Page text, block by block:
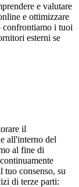
e valutare
e ottimizzare
confrontiamo i tuoi
esterni se
il
all'interno del
al fine di
tuo consenso, su
di terze parti: